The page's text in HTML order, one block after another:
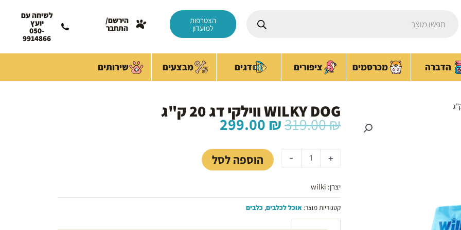
הצטרפות
למועדון
הירשם/
התחבר
לשיחה עם
יועץ
050-
9914866
הדברה מכרסמים ציפורים דגים מבצעים שירותים
WILKY DOG ווילקי דג 20 ק"ג
319.00₪ המחיר
המקורי
היה:
319.00 ₪.
299.00 ₪ המחיר
הוא:
299.00 ₪. -
של
דג
20
+ הוספה לסל
יצרן: wilki
קטגוריות מוצר: אוכל לכלבים, כלבים